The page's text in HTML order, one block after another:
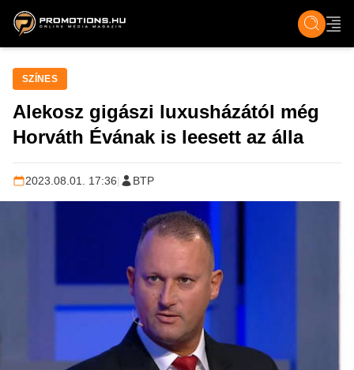
ZENE, FILM & KULT ÉLET TECH &
SZÍNES
Alekosz gigászi luxusházától még
Horváth Évának is leesett az álla
2023.08.01. 17:36| BTP